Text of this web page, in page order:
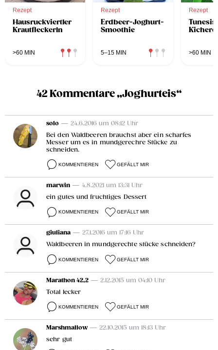
Rezept
Hausruckviertler
Krautfleckerln
>60 MIN
Rezept
Erdbeer-Joghurt-
Smoothie
5–15 MIN
Rezept
>60 MIN
42 Kommentare „Joghurteis“
solo — 24.6.2016 um 08:12 Uhr
Bei den Waldbeeren brauchst aber ein scharfes
Messer um es in mundgerechre Stücke zu
schneiden.
KOMMENTIEREN GEFÄLLT MIR
marwin — 4.8.2021 um 13:31 Uhr
ein gutes und fruchtiges Dessert
KOMMENTIEREN GEFÄLLT MIR
giuliana — 27.1.2016 um 17:16 Uhr
Waldbeeren in mundgerechte stücke schneiden?
KOMMENTIEREN GEFÄLLT MIR
Marathon 42,2 — 2.12.2015 um 04:10 Uhr
Total lecker
KOMMENTIEREN GEFÄLLT MIR
Marshmallow — 22.10.2015 um 18:13 Uhr
sehr gut